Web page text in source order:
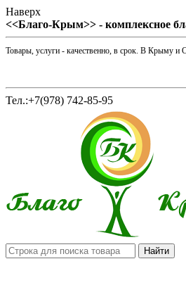
Наверх
<<Благо-Крым>> - комплексное
Товары, услуги - качественно, в срок. В Крыму и
Тел.:+7(978) 742-85-95